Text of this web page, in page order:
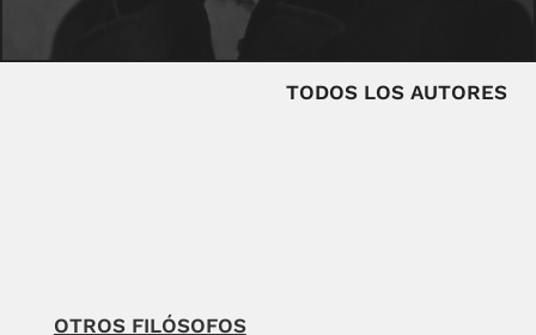
TODOS LOS AUTORES
OTROS FILÓSOFOS